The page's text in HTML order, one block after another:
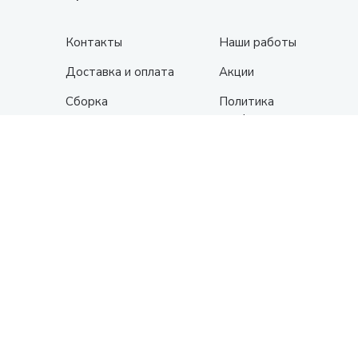
Контакты
Доставка и оплата
Сборка
Наши работы
Акции
Политика
конфиденциальности